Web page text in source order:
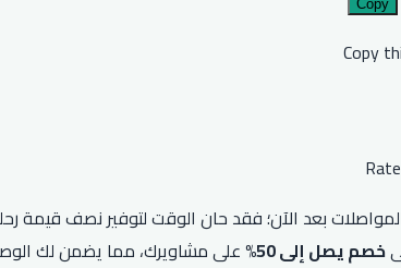
Copy
Copy
بعد الآن؛ فقد حان الوقت لتوفير نصف قيمة
خصم يصل إلى 50%
على مشاويرك، مما يضمن لك